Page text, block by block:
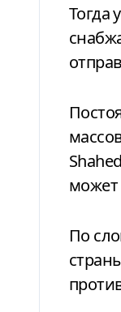
Тогда
может
По